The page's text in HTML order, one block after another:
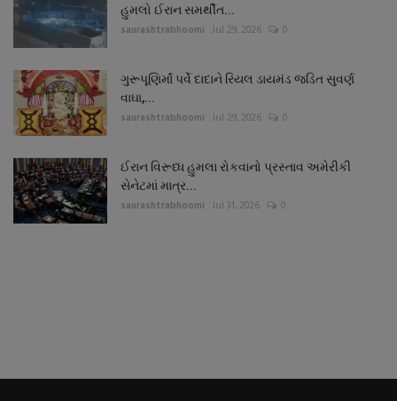
હુમલો ઈરાન સમર્થીત...
saurashtrabhoomi Jul 29, 2026 0
ગુરૂપૂણિર્માં પર્વે દાદાને રિયલ ડાયમંડ જડિત સુવર્ણ
વાઘા,...
saurashtrabhoomi Jul 29, 2026 0
ઈરાન વિરૂધ્ધ હુમલા રોકવાનો પ્રસ્તાવ અમેરીકી
સેનેટમાં માત્ર...
saurashtrabhoomi Jul 31, 2026 0